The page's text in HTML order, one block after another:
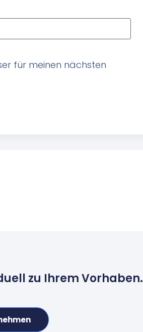
für meinen nächsten
zu Ihrem Vorhaben.